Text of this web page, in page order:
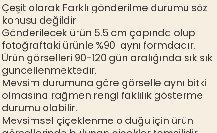
Çeşit olarak Farklı gönderilme durumu söz
konusu değildir.
Gönderilecek ürün 5.5 cm çapında olup
fotoğraftaki ürünle %90 aynı formdadır.
Ürün görselleri 90-120 gün aralığında sık sık
güncellenmektedir.
Mevsim durumuna göre görselle aynı bitki
olmasına rağmen rengi faklılık gösterme
durumu olabilir.
Mevsimsel çiçeklenme olduğu için ürün